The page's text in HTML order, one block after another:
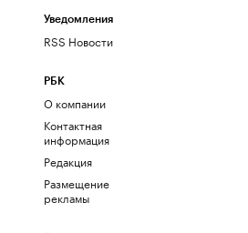
Уведомления
RSS Новости
РБК
О компании
Контактная
информация
Редакция
Размещение
рекламы